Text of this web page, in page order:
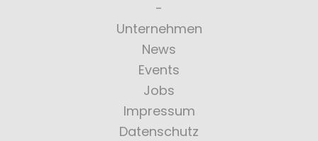
Unternehmen
News
Events
Jobs
Impressum
Datenschutz